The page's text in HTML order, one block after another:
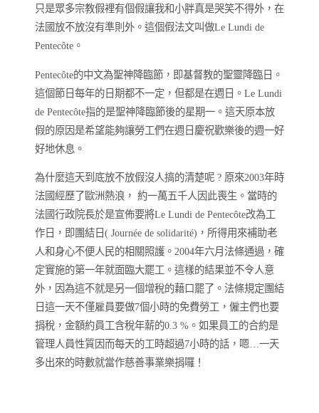
只是眾多宗教假裡有個假讓我和小胖真是哭笑不得外，在
法國放不放沒有準則外。這個假法文叫做Le Lundi de
Pentecôte。
Pentecôte的中文為聖神降臨節，即基督教的聖靈降臨日。
這個節日每年的日期都不一定，但都是在週日。 Le Lundi
de Pentecôte指的是聖神降臨節後的星期一。這天原本放
假的原因是希望能夠讓勞工們在週日慶祝歡樂後的週一好
好地休息。
為什麼這天到底放不放假沒人搞的清楚呢? 原來2003年時
法國經歷了歐洲熱浪， 約一萬五千人因此喪生。當時的
法國行政院長於是宣佈要將Le Lundi de Pentecôte改為工
作日，即團結日( Journée de solidarité) ，所得用來補助老
人和身心不便人民的相關照護。 2004年六月法條通過，確
定實施的第一年就面臨大罷工。這樣的結果並不令人意
外，因為這不就是另一個增稅的藉口罷了。法條規定團結
日這一天不僅雇員要做7個小時的免費勞工，僱主們也要
捐稅，金額約員工含稅年薪的0.3 %。如果員工的合約是
管理人員性質因而每天的工時超過7小時的話，嗯…一天
多出來的時數就當作慈善事業樂捐囉！